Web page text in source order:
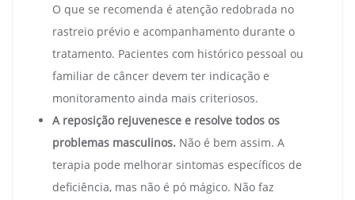
O que se recomenda é atenção redobrada no
rastreio prévio e acompanhamento durante o
tratamento. Pacientes com histórico pessoal ou
familiar de câncer devem ter indicação e
monitoramento ainda mais criteriosos.
A reposição rejuvenesce e resolve todos os
problemas masculinos. Não é bem assim. A
terapia pode melhorar sintomas específicos de
deficiência, mas não é pó mágico. Não faz